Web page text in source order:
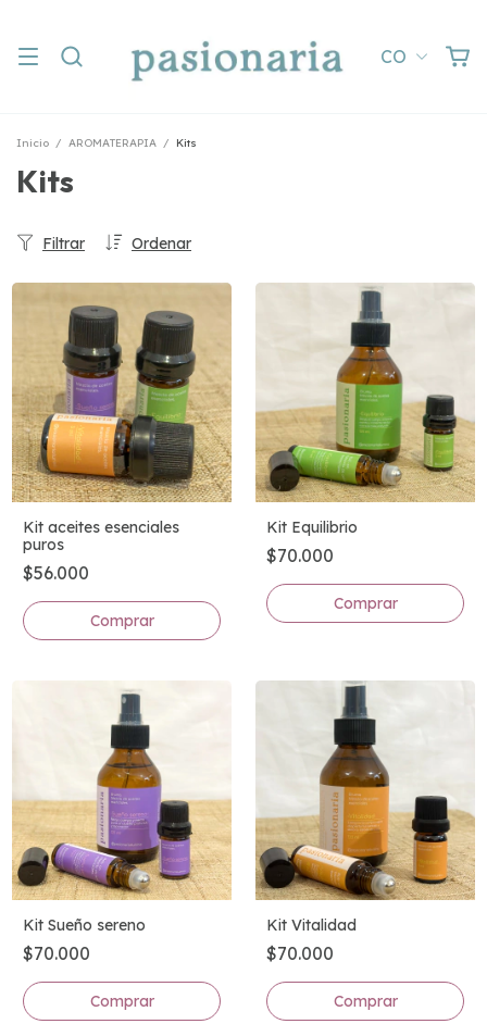
CO
Inicio / AROMATERAPIA / Kits
Kits
Ordenar
Filtrar
Kit aceites esenciales
puros
$56.000
Kit Equilibrio
$70.000
Kit Sueño sereno
$70.000
Kit Vitalidad
$70.000